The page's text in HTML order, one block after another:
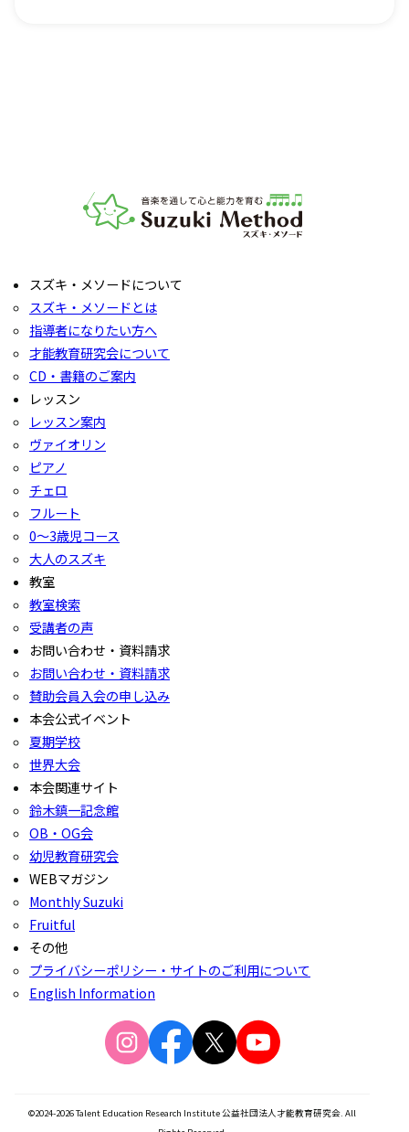
音楽教室スズキ・メソード | 公益社団法人才能教育研究
スズキ・メソードについて
スズキ・メソードとは
指導者になりたい方へ
才能教育研究会について
CD・書籍のご案内
レッスン
レッスン案内
ヴァイオリン
ピアノ
チェロ
フルート
0〜3歳児コース
大人のスズキ
教室
教室検索
受講者の声
お問い合わせ・資料請求
お問い合わせ・資料請求
賛助会員入会の申し込み
本会公式イベント
夏期学校
世界大会
本会関連サイト
鈴木鎮一記念館
OB・OG会
幼児教育研究会
WEBマガジン
Monthly Suzuki
Fruitful
その他
プライバシーポリシー・サイトのご利用について
English Information
©2024-2026 Talent Education Research Institute 公益社団法人才能教育研究会. All